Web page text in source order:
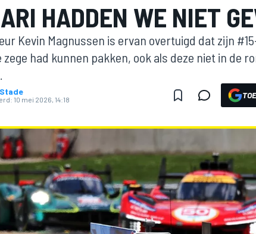
HADDEN WE NIET
Kevin Magnussen is ervan overtuigd dat zijn
zege had kunnen pakken, ook als deze niet in de
10 mei 2026, 14:18